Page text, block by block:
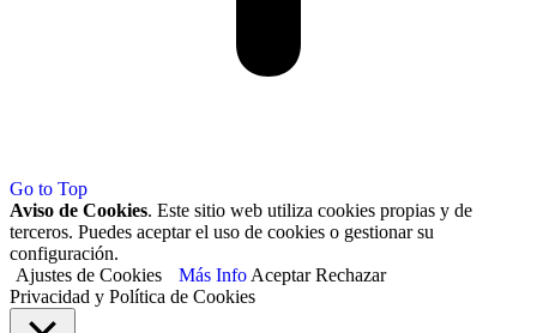
Go to Top
Aviso de Cookies. Este sitio web utiliza cookies propias y de
terceros. Puedes aceptar el uso de cookies o gestionar su
configuración.
Ajustes de Cookies
Más Info Aceptar Rechazar
Privacidad y Política de Cookies